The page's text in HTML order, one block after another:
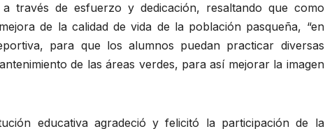
través de esfuerzo y dedicación, resaltando que como
de la calidad de vida de la población pasqueña, “en
para que los alumnos puedan practicar diversas
de las áreas verdes, para así mejorar la imagen
educativa agradeció y felicitó la participación de la